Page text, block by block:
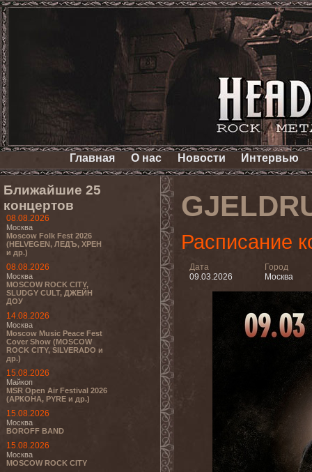
Главная О нас Новости Интервью
Ближайшие 25
концертов
08.08.2026
Москва
Moscow Folk Fest 2026
(HELVEGEN, ЛЕДЪ, ХРЕН
и др.)
08.08.2026
Москва
MOSCOW ROCK CITY,
SLUDGY CULT, ДЖЕЙН
ДОУ
14.08.2026
Москва
Moscow Music Peace Fest
Cover Show (MOSCOW
ROCK CITY, SILVERADO и
др.)
15.08.2026
Майкоп
MSR Open Air Festival 2026
(АРКОНА, PYRE и др.)
15.08.2026
Москва
BOROFF BAND
15.08.2026
Москва
MOSCOW ROCK CITY
Расписание
Дата
09.03.2026
Город
Москва